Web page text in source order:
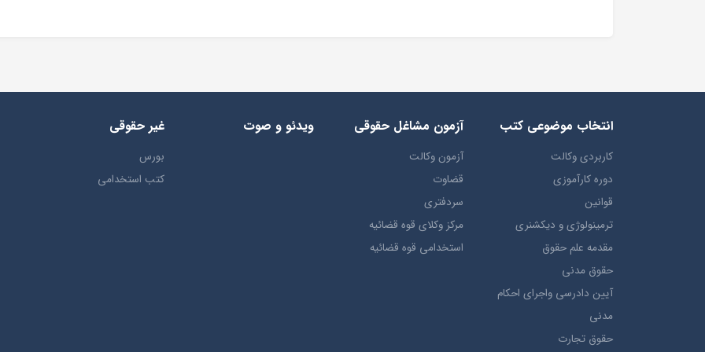
انتخاب​ موضوعي​ کتب
کاربردی وکالت
دوره کارآموزی
قوانین
ترمينولوژي و ديکشنري
مقدمه علم حقوق
حقوق مدني
آيين دادرسي ​واجراي ​احکام ​
مدني
حقوق تجارت
آزمون مشاغل حقوقی
آزمون وکالت
قضاوت
سردفتری
مرکز وکلای قوه قضائیه
استخدامی قوه قضائیه
ویدئو و صوت غیر حقوقی
بورس
کتب استخدامی